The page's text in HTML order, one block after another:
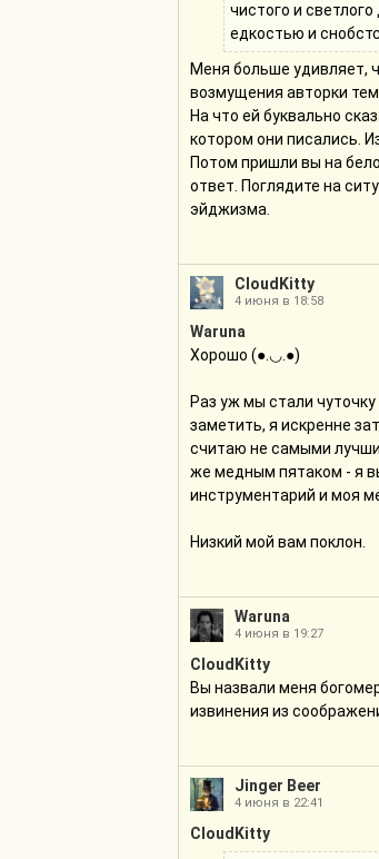
чистого и
едкостью и
Меня больше удивляет,
возмущения авторки
На что ей буквально
котором они писались.
Потом пришли вы на
ответ. Поглядите на
эйджизма.
CloudKitty
4 июня в 18:58
Waruna
Хорошо (●.◡.●)
Раз уж мы стали
заметить, я искренне
считаю не самыми
же медным пятаком - я
инструментарий и моя
Низкий мой вам поклон.
Waruna
4 июня в 19:27
CloudKitty
Вы назвали меня
извинения из
Jinger Beer
4 июня в 22:41
CloudKitty